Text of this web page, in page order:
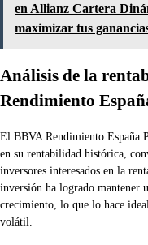
en Allianz Cartera
maximizar tus
Análisis de la
Rendimiento
El BBVA Rendimiento España
en su rentabilidad histórica,
inversores interesados en la
inversión ha logrado mantener
crecimiento, lo que lo hace
volátil.